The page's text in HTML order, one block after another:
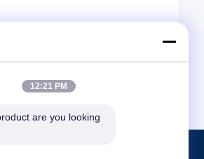
12:21 PM
are you looking